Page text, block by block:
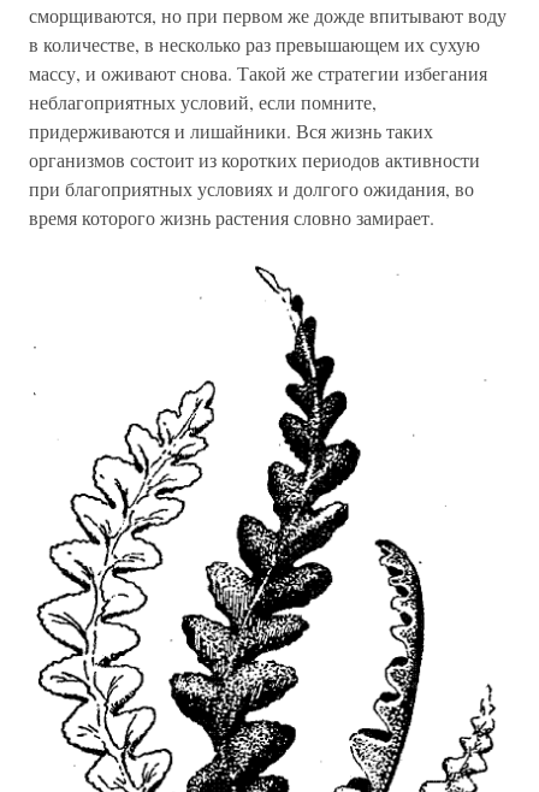
сморщиваются, но при первом же дожде впитывают воду
в количестве, в несколько раз превышающем их сухую
массу, и оживают снова. Такой же стратегии избегания
неблагоприятных условий, если помните,
придерживаются и лишайники. Вся жизнь таких
организмов состоит из коротких периодов активности
при благоприятных условиях и долгого ожидания, во
время которого жизнь растения словно замирает.